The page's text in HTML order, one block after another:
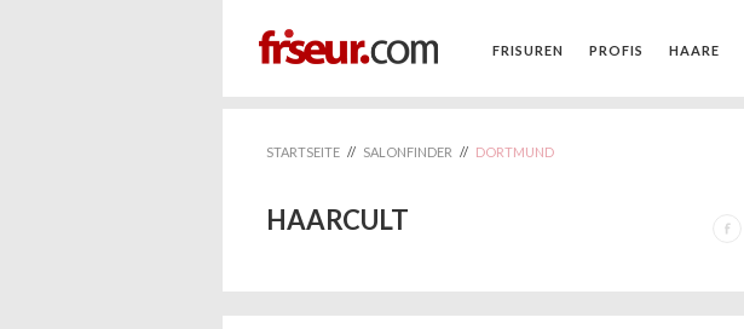
FRISUREN PROFIS HAARE
STARTSEITE // SALONFINDER // DORTMUND
HAARCULT